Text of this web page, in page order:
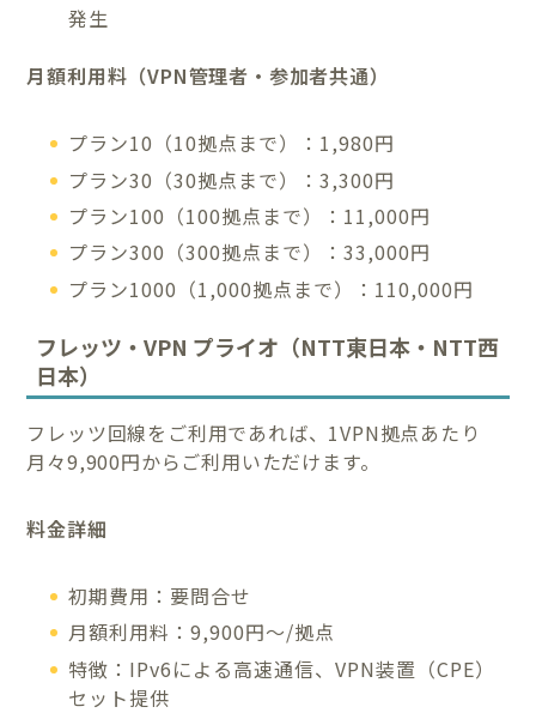
発生
月額利用料（VPN管理者・参加者共通）
プラン10（10拠点まで）：1,980円
プラン30（30拠点まで）：3,300円
プラン100（100拠点まで）：11,000円
プラン300（300拠点まで）：33,000円
プラン1000（1,000拠点まで）：110,000円
フレッツ・VPN プライオ（NTT東日本・NTT西
日本）
フレッツ回線をご利用であれば、1VPN拠点あたり
月々9,900円からご利用いただけます。
料金詳細
初期費用：要問合せ
月額利用料：9,900円～/拠点
特徴：IPv6による高速通信、VPN装置（CPE）
セット提供